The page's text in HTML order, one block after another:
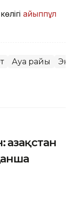
айыппұл
Ауа райы